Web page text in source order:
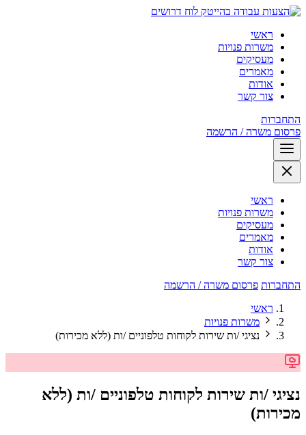
לוח דרושים
ראשי
משרות פנויות
מעסיקים
מאמרים
אודות
צור קשר
התחברות
פרסום משרה / הרשמה
ראשי
משרות פנויות
מעסיקים
מאמרים
אודות
צור קשר
התחברות פרסום משרה / הרשמה
ראשי
משרות פנויות
נציגי /ות שירות לקוחות טלפוניים /ות (ללא מכירות)
נציגי /ות שירות לקוחות טלפוניים /ות (ללא
מכירות)